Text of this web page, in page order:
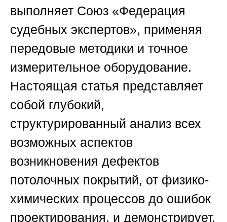
выполняет Союз «Федерация
судебных экспертов», применяя
передовые методики и точное
измерительное оборудование.
Настоящая статья представляет
собой глубокий,
структурированный анализ всех
возможных аспектов
возникновения дефектов
потолочных покрытий, от физико-
химических процессов до ошибок
проектирования, и демонстрирует,